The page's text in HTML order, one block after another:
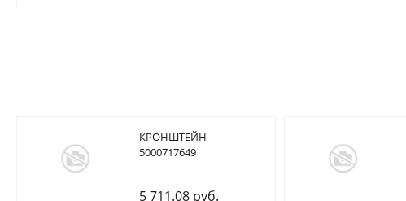
КРОНШТЕЙН
5000717649
5 711.08 руб.